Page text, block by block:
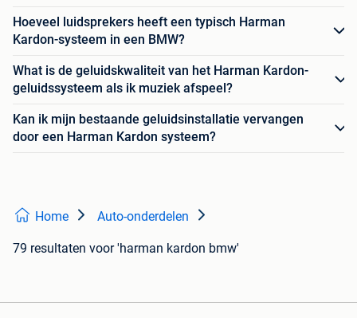
Hoeveel luidsprekers heeft een typisch Harman
Kardon-systeem in een BMW?
What is de geluidskwaliteit van het Harman Kardon-
geluidssysteem als ik muziek afspeel?
Kan ik mijn bestaande geluidsinstallatie vervangen
door een Harman Kardon systeem?
Home Auto-onderdelen
79 resultaten voor 'harman kardon bmw'